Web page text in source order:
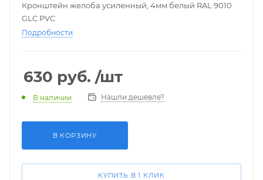
Кронштейн желоба усиленный, 4мм белый RAL 9010
GLC PVC
Подробности
630 руб. /шт
В наличии Нашли дешевле?
В КОРЗИНУ
КУПИТЬ В 1 КЛИК